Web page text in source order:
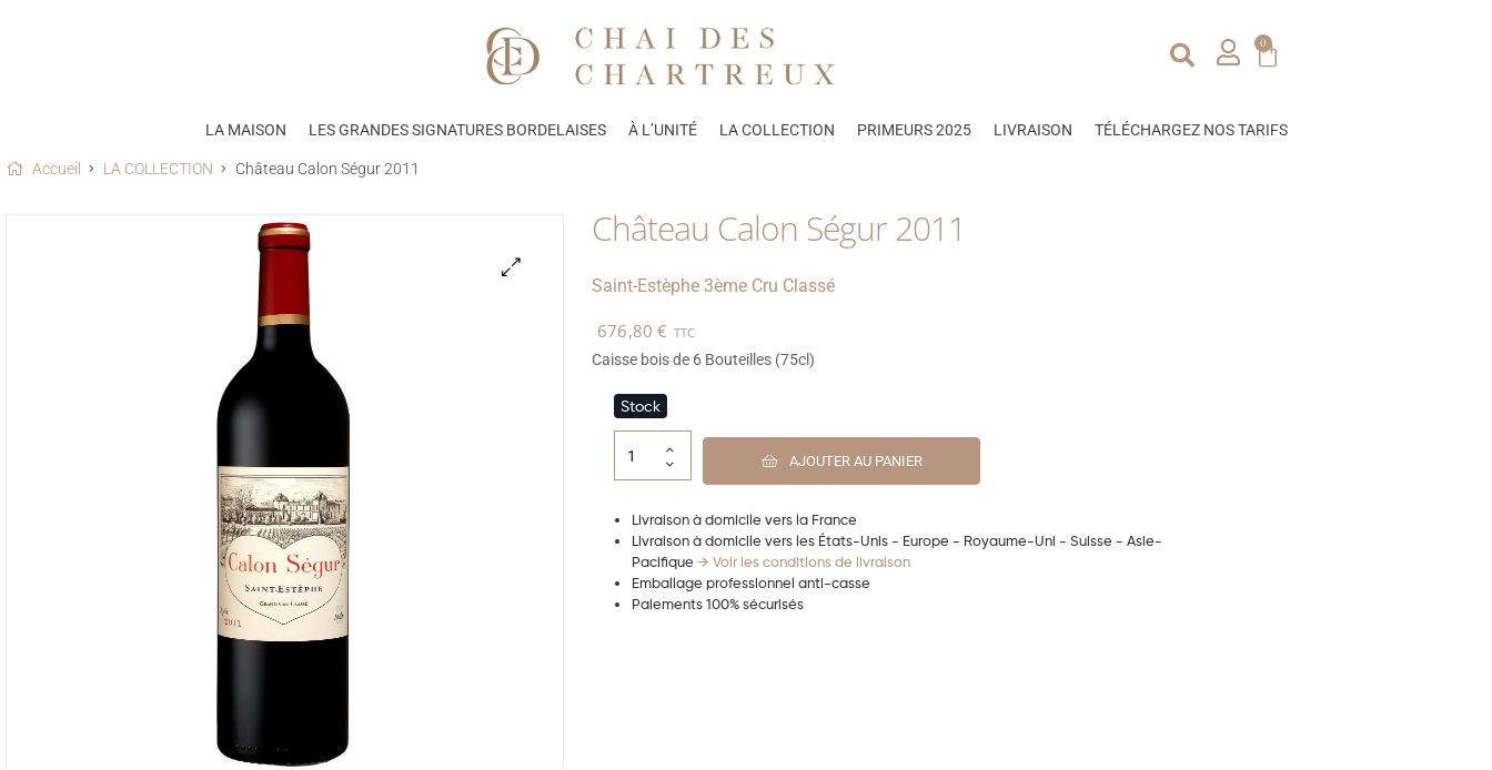
0
LA MAISON LES GRANDES SIGNATURES BORDELAISES À L’UNITÉ LA COLLECTION PRIMEURS 2025 LIVRAISON TÉLÉCHARGEZ NOS TARIFS
Accueil LA COLLECTION Château Calon Ségur 2011
Château Calon Ségur 2011
Saint-Estèphe 3ème Cru Classé
676,80€ TTC
Caisse bois de 6 Bouteilles (75cl)
Stock
AJOUTER AU PANIER
Livraison à domicile vers la France
Livraison à domicile vers les États-Unis - Europe - Royaume-Uni - Suisse - Asie-
Pacifique → Voir les conditions de livraison
Emballage professionnel anti-casse
Paiements 100% sécurisés